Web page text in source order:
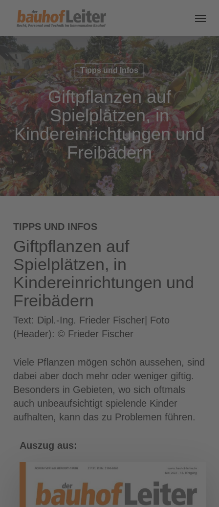
Tipps und Infos
Giftpflanzen auf
Spielplätzen, in
Kindereinrichtungen und
Freibädern
TIPPS UND INFOS
Giftpflanzen auf
Spielplätzen, in
Kindereinrichtungen und
Freibädern
Text: Dipl.-Ing. Frieder Fischer| Foto
(Header): © Frieder Fischer
Viele Pflanzen mögen schön aussehen, sind
dabei aber doch mehr oder weniger giftig.
Besonders in Gebieten, wo sich oftmals
auch unbeaufsichtigt spielende Kinder
aufhalten, kann das zu Problemen führen.
Auszug aus: